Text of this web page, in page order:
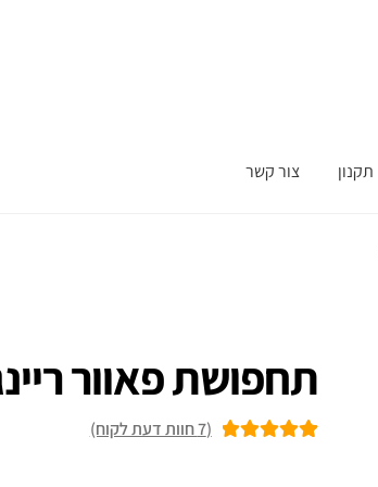
תקנון צור קשר
תחפושת פאוור
(
7חוות דעת לקוח)